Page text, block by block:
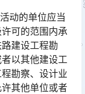
动的单位应当
可的范围内承
建设工程勘
以其他建设工
勘察、设计业
其他单位或者